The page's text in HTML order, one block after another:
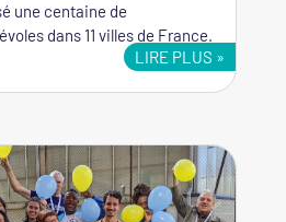
une centaine de
dans 11 villes de France.
LIRE PLUS